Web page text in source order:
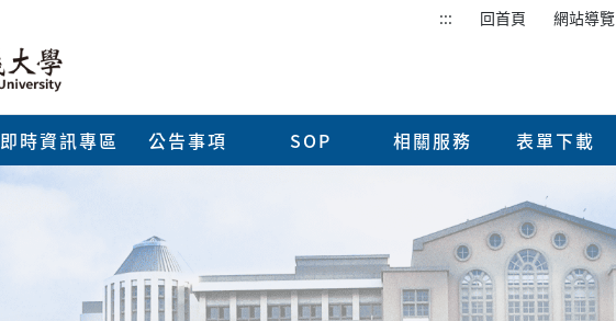
::: 回首頁 網站導覽
即時資訊專區 公告事項 SOP 相關服務 表單下載